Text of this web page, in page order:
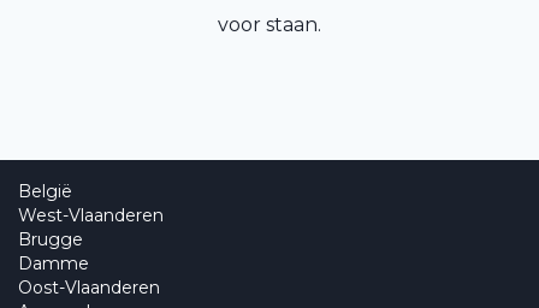
voor staan.
België
West-Vlaanderen
Brugge
Damme
Oost-Vlaanderen